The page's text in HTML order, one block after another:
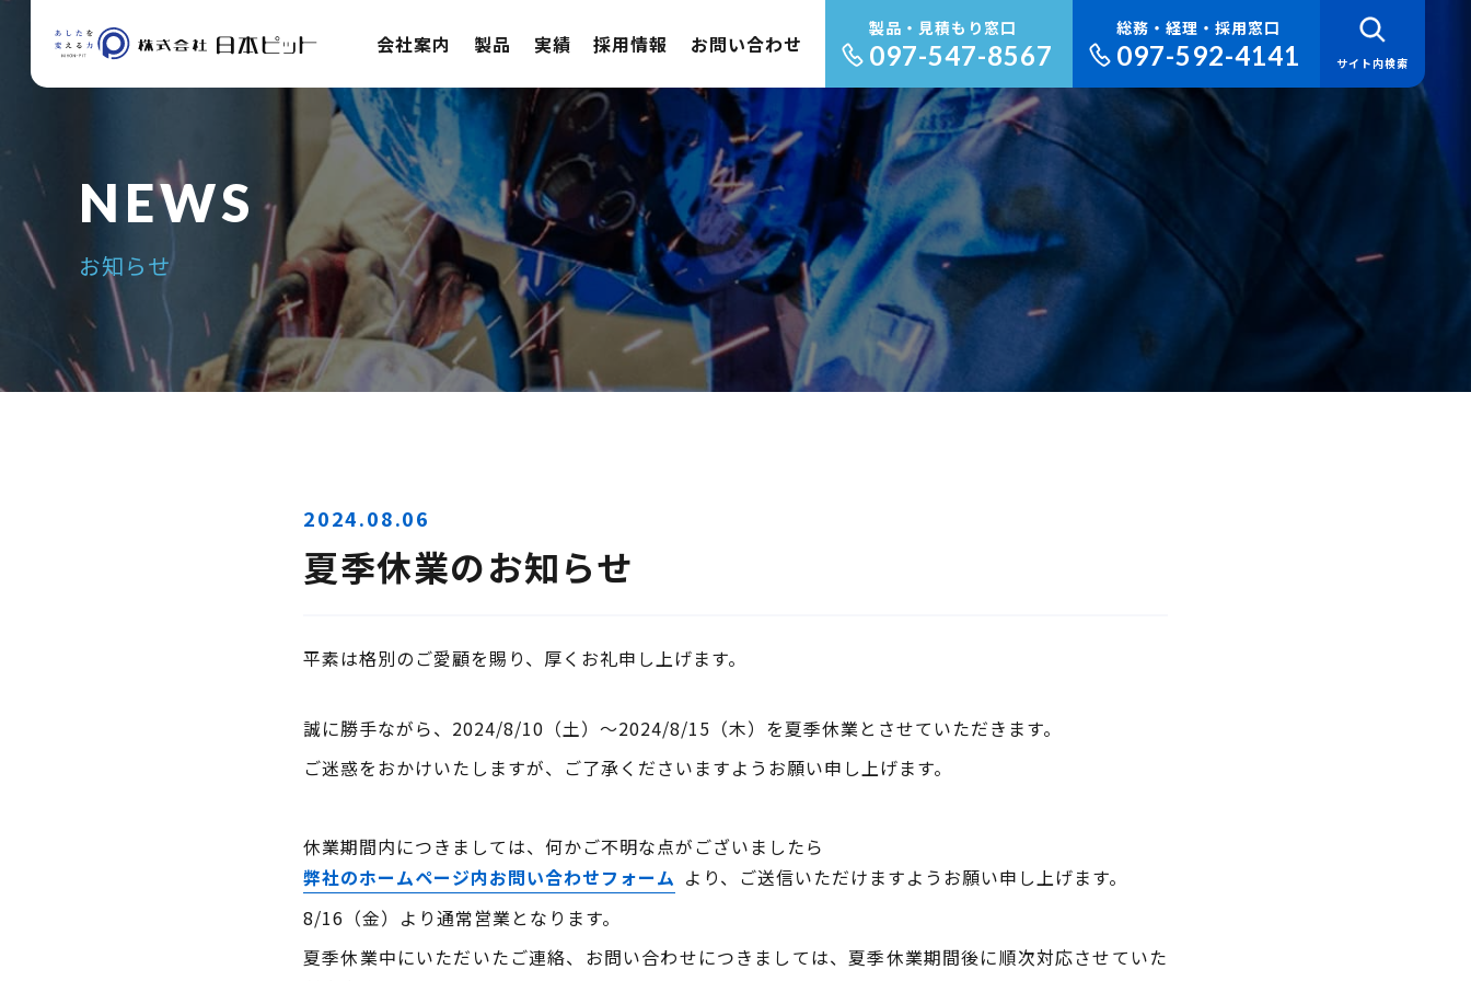
会社案内 製品 実績 採用情報 お問い合わせ
製品・見積もり窓口
097-547-8567
総務・経理・採用窓口
097-592-4141 サイト内検索
検 索
お知らせ
2024.08.06
夏季休業のお知らせ
平素は格別のご愛顧を賜り、厚くお礼申し上げます。
誠に勝手ながら、2024/8/10（土）～2024/8/15（木）を夏季休業とさせていただきます。
ご迷惑をおかけいたしますが、ご了承くださいますようお願い申し上げます。
休業期間内につきましては、何かご不明な点がございましたら
弊社のホームページ内お問い合わせフォーム より、ご送信いただけますようお願い申し上げます。
8/16（金）より通常営業となります。
夏季休業中にいただいたご連絡、お問い合わせにつきましては、夏季休業期間後に順次対応させていた